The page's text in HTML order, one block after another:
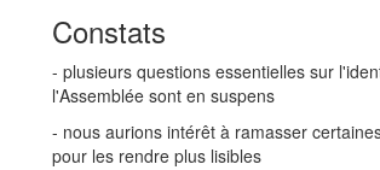
Constats
- plusieurs questions essentielles sur
l'Assemblée sont en suspens
- nous aurions intérêt à ramasser
pour les rendre plus lisibles